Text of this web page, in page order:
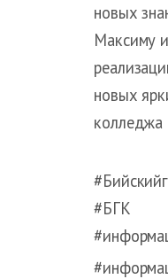
новых
Максиму
новых
колледжа
#БГК